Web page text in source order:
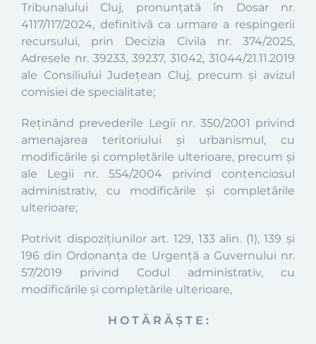
Tribunalului Cluj, pronunțată în Dosar nr.
4117/117/2024, definitivă ca urmare a respingerii
recursului, prin Decizia Civila nr. 374/2025,
Adresele nr. 39233, 39237, 31042, 31044/21.11.2019
ale Consiliului Județean Cluj, precum și avizul
comisiei de specialitate;
Reţinând prevederile Legii nr. 350/2001 privind
amenajarea teritoriului şi urbanismul, cu
modificările şi completările ulterioare, precum şi
ale Legii nr. 554/2004 privind contenciosul
administrativ, cu modificările şi completările
ulterioare;
Potrivit dispoziţiunilor art. 129, 133 alin. (1), 139 și
196 din Ordonanța de Urgență a Guvernului nr.
57/2019 privind Codul administrativ, cu
modificările și completările ulterioare,
H O T Ă R Ă Ş T E :